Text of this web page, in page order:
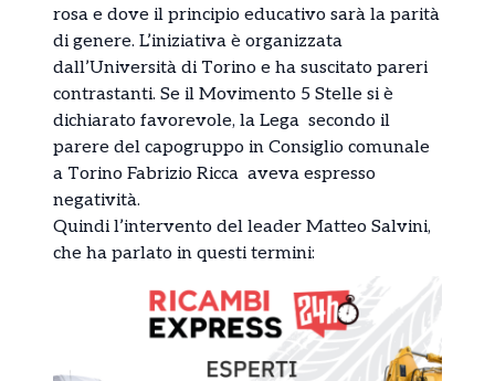
rosa e dove il principio educativo sarà la parità
di genere. L’iniziativa è organizzata
dall’Università di Torino e ha suscitato pareri
contrastanti. Se il Movimento 5 Stelle si è
dichiarato favorevole, la Lega secondo il
parere del capogruppo in Consiglio comunale
a Torino Fabrizio Ricca aveva espresso
negatività.
Quindi l’intervento del leader Matteo Salvini,
che ha parlato in questi termini: